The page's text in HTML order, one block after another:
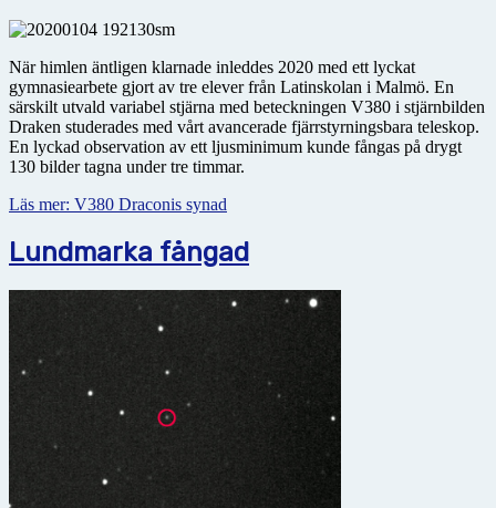
När himlen äntligen klarnade inleddes 2020 med ett lyckat
gymnasiearbete gjort av tre elever från Latin­skolan i Malmö. En
särskilt utvald variabel stjärna med beteckningen V380 i stjärnbilden
Draken studerades med vårt avancerade fjärrstyrningsbara teleskop.
En lyckad observation av ett ljusminimum kunde fångas på drygt
130 bilder tagna under tre timmar.
Läs mer: V380 Draconis synad
Lundmarka fångad